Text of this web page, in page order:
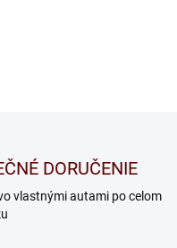
DORUČENIE
vlastnými autami po celom